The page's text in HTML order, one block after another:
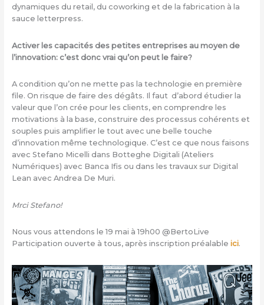
dynamiques du retail, du coworking et de la fabrication à la
sauce letterpress.
Activer les capacités des petites entreprises au moyen de
l’innovation: c’est donc vrai qu’on peut le faire?
A condition qu’on ne mette pas la technologie en première
file. On risque de faire des dégâts. Il faut d’abord étudier la
valeur que l’on crée pour les clients, en comprendre les
motivations à la base, construire des processus cohérents et
souples puis amplifier le tout avec une belle touche
d’innovation même technologique. C’est ce que nous faisons
avec Stefano Micelli dans Botteghe Digitali (Ateliers
Numériques) avec Banca Ifis ou dans les travaux sur Digital
Lean avec Andrea De Muri.
Mrci Stefano!
Nous vous attendons le 19 mai à 19h00 @BertoLive
Participation ouverte à tous, après inscription préalable ici.